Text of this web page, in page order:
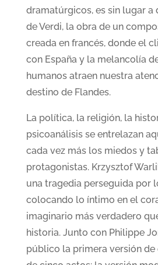
dramatúrgicos, es sin lugar a
de Verdi, la obra de un
creada en francés, donde el
con España y la melancolía
humanos atraen nuestra
destino de Flandes.
La política, la religión, la
psicoanálisis se entrelazan
cada vez más los miedos y
protagonistas. Krzysztof
una tragedia perseguida por
colocando lo íntimo en el
imaginario más verdadero
historia. Junto con Philippe
público la primera versión de